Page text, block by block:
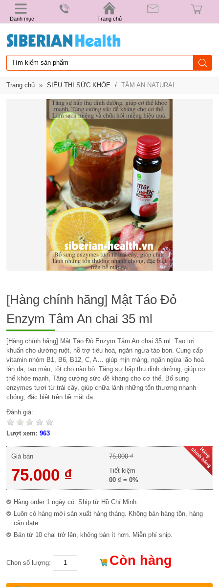
Danh mục Trang chủ
Trang chủ » SIÊU THỊ SỨC KHỎE / TÂM AN NATURAL
[Hàng chính hãng] Mật Táo Đỏ
Enzym Tâm An chai 35 ml
[Hàng chính hãng] Mật Táo Đỏ Enzym Tâm An chai 35 ml. Tạo lợi
khuẩn cho đường ruột, hỗ trợ tiêu hoá, ngăn ngừa táo bón. Cung cấp
vitamin nhóm B1, B6, B12, C, A… giúp mịn màng, ngăn ngừa lão hoá
làn da, tạo máu, tốt cho não bộ. Tăng sự hấp thụ dinh dưỡng, giúp cơ
thể khỏe mạnh, Tăng cường sức đề kháng cho cơ thể. Bổ sung
enzymes tươi từ trái cây, giúp chữa lành những tổn thương nhanh
chóng, đặc biệt trên bề mặt da.
Đánh giá:
Lượt xem:963
Giá bán
75.000 ₫
75.000 ₫
Tiết kiệm
00 ₫ = 0%
Hàng order 1 ngày có. Ship từ Hồ Chí Minh.
Luôn có hàng mới sản xuất hàng tháng. Không bán hàng tồn, hàng
cận date.
Bán từ 10 chai trở lên, không bán ít hơn. Miễn phí ship.
Chọn số lượng: Còn hàng